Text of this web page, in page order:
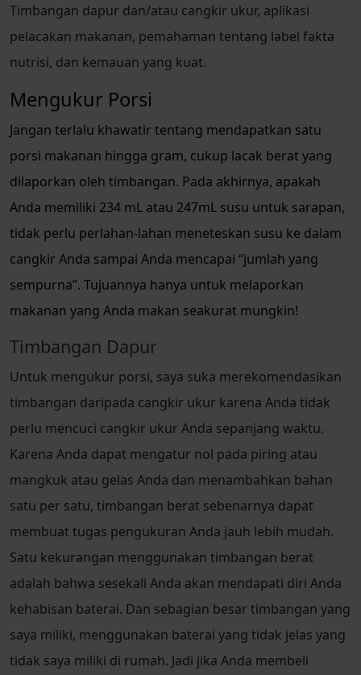
Timbangan dapur dan/atau cangkir ukur, aplikasi
pelacakan makanan, pemahaman tentang label fakta
nutrisi, dan kemauan yang kuat.
Mengukur Porsi
Jangan terlalu khawatir tentang mendapatkan satu
porsi makanan hingga gram, cukup lacak berat yang
dilaporkan oleh timbangan. Pada akhirnya, apakah
Anda memiliki 234 mL atau 247mL susu untuk sarapan,
tidak perlu perlahan-lahan meneteskan susu ke dalam
cangkir Anda sampai Anda mencapai “jumlah yang
sempurna”. Tujuannya hanya untuk melaporkan
makanan yang Anda makan seakurat mungkin!
Timbangan Dapur
Untuk mengukur porsi, saya suka merekomendasikan
timbangan daripada cangkir ukur karena Anda tidak
perlu mencuci cangkir ukur Anda sepanjang waktu.
Karena Anda dapat mengatur nol pada piring atau
mangkuk atau gelas Anda dan menambahkan bahan
satu per satu, timbangan berat sebenarnya dapat
membuat tugas pengukuran Anda jauh lebih mudah.
Satu kekurangan menggunakan timbangan berat
adalah bahwa sesekali Anda akan mendapati diri Anda
kehabisan baterai. Dan sebagian besar timbangan yang
saya miliki, menggunakan baterai yang tidak jelas yang
tidak saya miliki di rumah. Jadi jika Anda membeli